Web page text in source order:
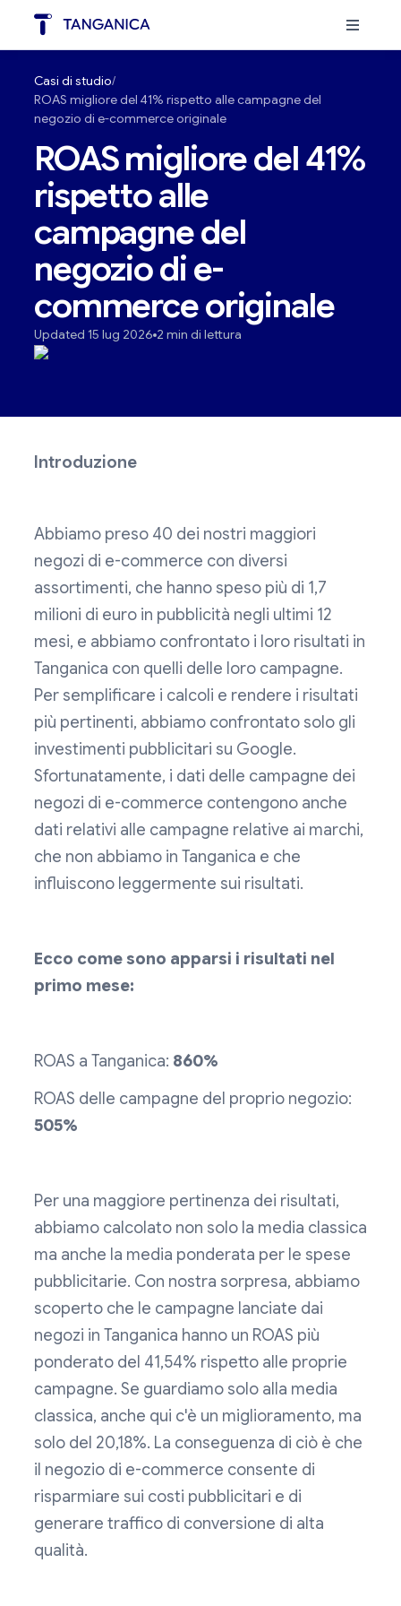
Casi di studio
ROAS migliore del 41% rispetto alle campagne del
negozio di e-commerce originale
ROAS migliore del 41%
rispetto alle
campagne del
negozio di e-
commerce originale
Updated 15 lug 2026 2 min di lettura
Introduzione
Abbiamo preso 40 dei nostri maggiori
negozi di e-commerce con diversi
assortimenti, che hanno speso più di 1,7
milioni di euro in pubblicità negli ultimi 12
mesi, e abbiamo confrontato i loro risultati in
Tanganica con quelli delle loro campagne.
Per semplificare i calcoli e rendere i risultati
più pertinenti, abbiamo confrontato solo gli
investimenti pubblicitari su Google.
Sfortunatamente, i dati delle campagne dei
negozi di e-commerce contengono anche
dati relativi alle campagne relative ai marchi,
che non abbiamo in Tanganica e che
influiscono leggermente sui risultati.
Ecco come sono apparsi i risultati nel
primo mese:
ROAS a Tanganica: 860%
ROAS delle campagne del proprio negozio:
505%
Per una maggiore pertinenza dei risultati,
abbiamo calcolato non solo la media classica
ma anche la media ponderata per le spese
pubblicitarie. Con nostra sorpresa, abbiamo
scoperto che le campagne lanciate dai
negozi in Tanganica hanno un ROAS più
ponderato del 41,54% rispetto alle proprie
campagne. Se guardiamo solo alla media
classica, anche qui c'è un miglioramento, ma
solo del 20,18%. La conseguenza di ciò è che
il negozio di e-commerce consente di
risparmiare sui costi pubblicitari e di
generare traffico di conversione di alta
qualità.